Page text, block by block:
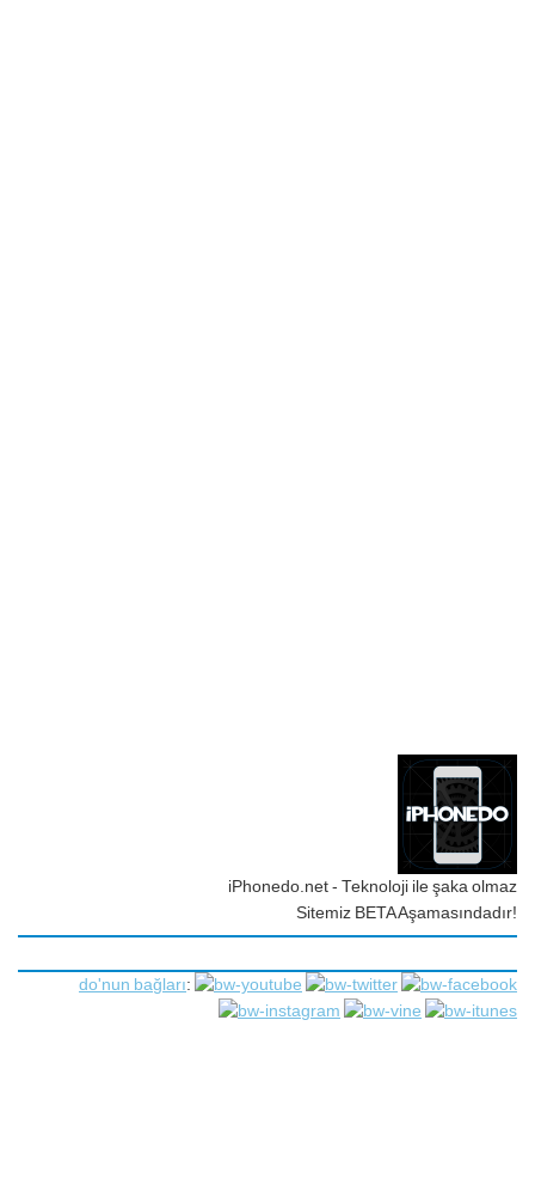
iPhonedo.net - Teknoloji ile şaka olmaz
Sitemiz BETA Aşamasındadır!
do'nun bağları: